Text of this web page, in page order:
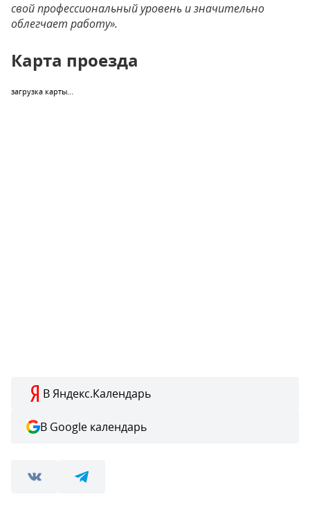
свой профессиональный уровень и значительно
облегчает работу».
Карта проезда
загрузка карты...
В Яндекс.Календарь
В Google календарь